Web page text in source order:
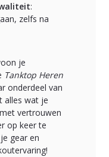
:
zelfs na
je
Tanktop Heren
onderdeel van
alles wat je
vertrouwen
op keer te
gear en